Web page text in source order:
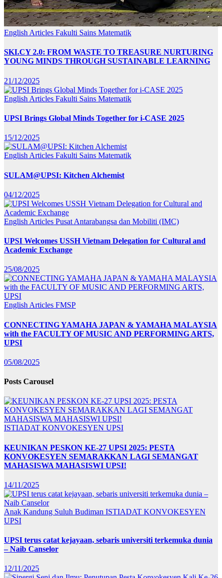
English Articles Fakulti Sains Matematik
SKI.CY 2.0: FROM WASTE TO TREASURE NURTURING
YOUNG MINDS THROUGH SUSTAINABLE LEARNING
21/12/2025
English Articles Fakulti Sains Matematik
UPSI Brings Global Minds Together for i-CASE 2025
15/12/2025
English Articles Fakulti Sains Matematik
SULAM@UPSI: Kitchen Alchemist
04/12/2025
English Articles Pusat Antarabangsa dan Mobiliti (IMC)
UPSI Welcomes USSH Vietnam Delegation for Cultural and
Academic Exchange
25/08/2025
English Articles FMSP
CONNECTING YAMAHA JAPAN & YAMAHA MALAYSIA
with the FACULTY OF MUSIC AND PERFORMING ARTS,
UPSI
05/08/2025
Posts Carousel
ISTIADAT KONVOKESYEN UPSI
KEUNIKAN PESKON KE-27 UPSI 2025: PESTA
KONVOKESYEN SEMARAKKAN LAGI SEMANGAT
MAHASISWA MAHASISWI UPSI!
14/11/2025
Anak Kandung Suluh Budiman ISTIADAT KONVOKESYEN
UPSI
UPSI terus catat kejayaan, sebaris universiti terkemuka dunia
– Naib Canselor
12/11/2025